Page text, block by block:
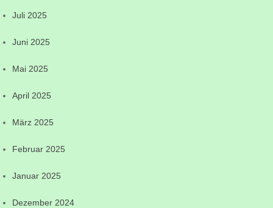
Juli 2025
Juni 2025
Mai 2025
April 2025
März 2025
Februar 2025
Januar 2025
Dezember 2024